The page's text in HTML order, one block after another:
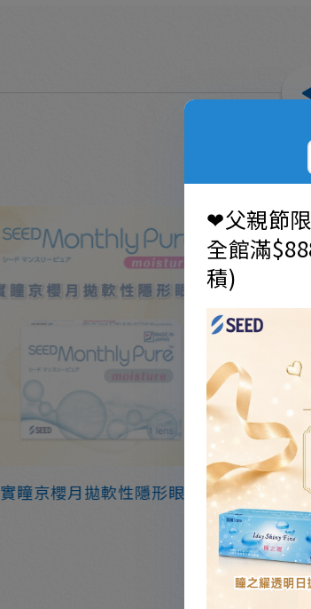
實瞳京櫻月拋軟性隱形眼鏡
❤父親節
全館滿
積)